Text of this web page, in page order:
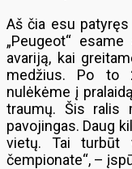
Aš čia esu patyręs
„Peugeot“
avariją, kai
medžius. Po to
nulėkėme į
traumų. Šis ralis
pavojingas. Daug
vietų. Tai turbūt
čempionate“, –